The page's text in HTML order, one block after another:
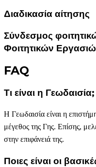
Διαδικασία αίτησης
Σύνδεσμος
Φοιτητικών
FAQ
Τι είναι η Γεωδαισία;
Η Γεωδαισία είναι η
μέγεθος της Γης. Επίσης,
στην επιφάνειά της.
Ποιες είναι οι